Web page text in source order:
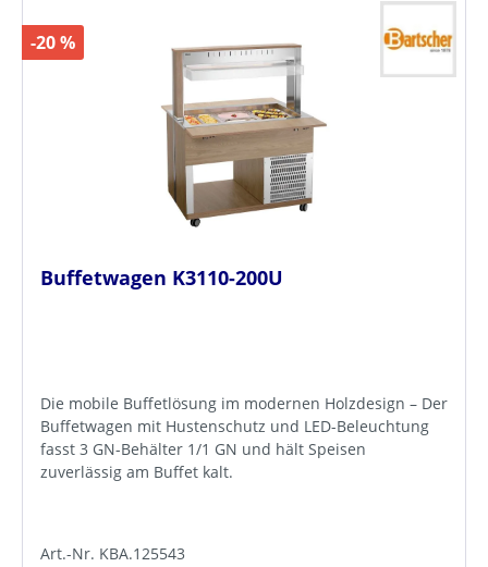
-20 %
Buffetwagen K3110-200U
Die mobile Buffetlösung im modernen Holzdesign – Der
Buffetwagen mit Hustenschutz und LED-Beleuchtung
fasst 3 GN-Behälter 1/1 GN und hält Speisen
zuverlässig am Buffet kalt.
Art.-Nr. KBA.125543